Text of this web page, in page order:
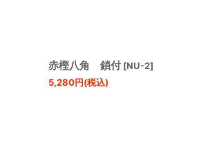
赤樫八角 鎖付 [NU-2]
5,280円(税込)